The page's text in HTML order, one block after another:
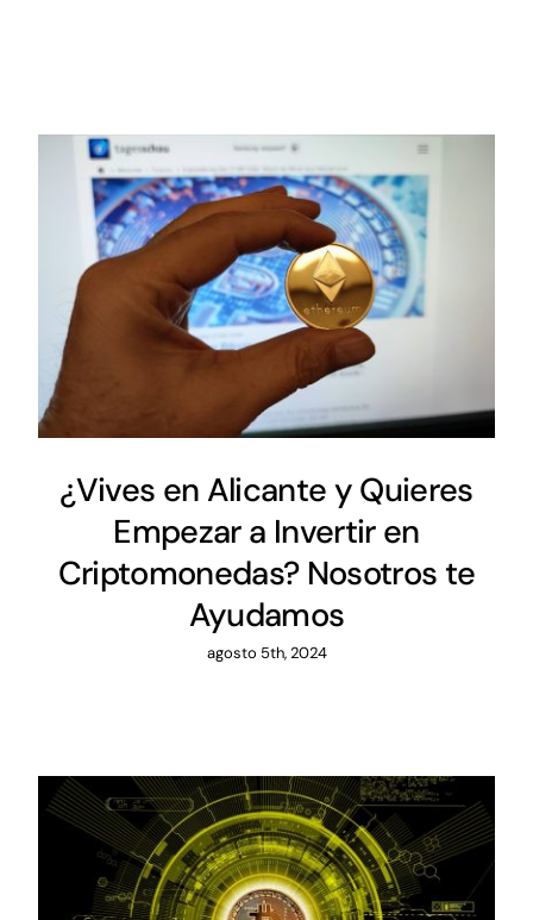
¿Vives en Alicante y Quieres
Empezar a Invertir en
Criptomonedas? Nosotros te
Ayudamos
agosto 5th, 2024